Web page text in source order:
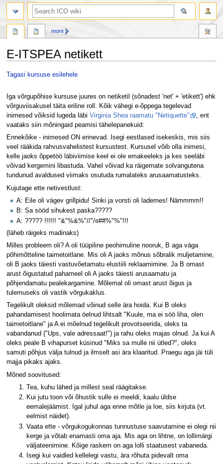
E-ITSPEA netikett
Jump
navigation
Jump
search
Tagasi kursuse esilehele
Iga võrgupõhise kursuse juures on netiketil (sõnadest 'net' + 'etikett') ehk
võrguviisakusel täita eriline roll. Kõik vähegi e-õppega tegelevad
inimesed võiksid lugeda läbi Virginia Shea raamatu "Netiquette"
, ent
vaataks siin mõningaid peamisi tähelepanekuid:
Ennekõike - inimesed ON erinevad. Isegi eestlased isekeskis, mis siis
veel rääkida rahvusvahelistest kursustest. Kursusel võib olla inimesi,
kelle jaoks õppetöö läbiviimise keel ei ole emakeeleks ja kes seeläbi
võivad kergemini libastuda. Vahel võivad ka räigemate solvangutena
tundunud avaldused viimaks osutuda rumalateks arusaamatusteks.
Kujutage ette netivestlust:
A: Eile oli vägev grillpidu! Sinki ja vorsti oli lademes! Nämmmm!!
B: Sa sööd sihukest paska?????
A: ????? !!!!!! "&"%&%"//"/¤##%"%"!!!
(läheb räigeks madinaks)
Milles probleem oli? A oli tüüpiline peohimuline nooruk, B aga väga
põhimõtteline taimetoitlane. Mis oli A jaoks mõnus sõbralik muljetamine,
oli B jaoks täiesti vastuvõetamatu elustiili reklaamimine. Ja B omast
arust õigustatud pahameel oli A jaoks täiesti arusaamatu ja
põhjendamatu pealekargamine. Mõlemal oli omast arust õigus ja
tulemuseks oli vastik võrgukaklus.
Tegelikult oleksid mõlemad võinud selle ära hoida. Kui B oleks
pahandamisest hoolimata öelnud lihtsalt "Kuule, ma ei söö liha, olen
taimetoitlane" ja A ei mõelnud tegelikult provotseerida, oleks ta
vabandanud ("Ups, vale adressaat!") ja rahu oleks majas olnud. Ja kui A
oleks peale B vihapurset küsinud "Miks sa mulle nii ütled?", oleks
samuti põhjus välja tulnud ja ilmselt asi ära klaaritud. Praegu aga jäi tüli
majja pikaks ajaks.
Mõned soovitused:
Tea, kuhu lähed ja millest seal räägitakse.
Kui jutu toon või õhustik sulle ei meeldi, kaalu üldse
eemalejäämist. Igal juhul aga enne mõtle ja loe, siis kirjuta (vt.
eelmist näidet).
Vaata ette - võrgukogukonnas tunnustuse saavutamine ei olegi nii
kerge ja võtab enamasti oma aja. Mis aga on lihtne, on lollimärgi
väljateenimine. Kõige raskem on aga lolli staatusest vabaneda.
Isegi kui vaidled kellelegi vastu, ära rõhuta pidevalt oma
more
search